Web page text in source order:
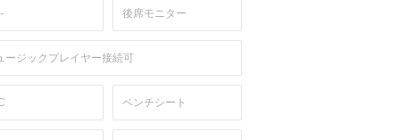
後席モニター
ージックプレイヤー接続可
ベンチシート